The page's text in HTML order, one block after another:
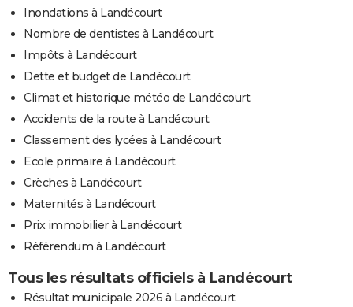
Inondations à Landécourt
Nombre de dentistes à Landécourt
Impôts à Landécourt
Dette et budget de Landécourt
Climat et historique météo de Landécourt
Accidents de la route à Landécourt
Classement des lycées à Landécourt
Ecole primaire à Landécourt
Crèches à Landécourt
Maternités à Landécourt
Prix immobilier à Landécourt
Référendum à Landécourt
Tous les résultats officiels à Landécourt
Résultat municipale 2026 à Landécourt